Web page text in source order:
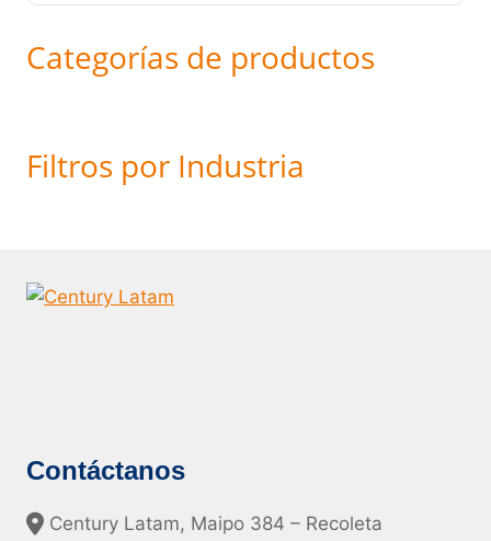
Categorías de productos
Filtros por Industria
Contáctanos
Century Latam, Maipo 384 – Recoleta